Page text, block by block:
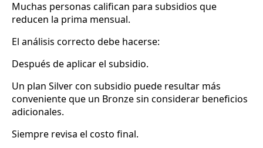
Muchas personas califican para subsidios que
reducen la prima mensual.
El análisis correcto debe hacerse:
Después de aplicar el subsidio.
Un plan Silver con subsidio puede resultar más
conveniente que un Bronze sin considerar beneficios
adicionales.
Siempre revisa el costo final.